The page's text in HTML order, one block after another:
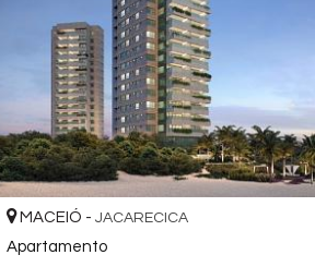
MACEIÓ -JACARECICA
Apartamento